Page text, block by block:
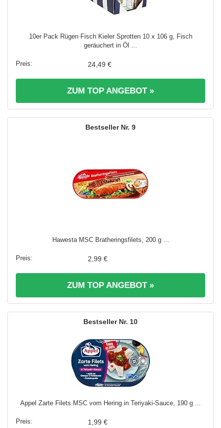
10er Pack Rügen Fisch Kieler Sprotten 10 x 106 g, Fisch
geräuchert in Öl ...
24,49 €
ZUM TOP ANGEBOT »
9
Hawesta MSC Bratheringsfilets, 200 g ...
2,99 €
ZUM TOP ANGEBOT »
10
Appel Zarte Filets MSC vom Hering in Teriyaki-Sauce, 190 g ...
1,99 €